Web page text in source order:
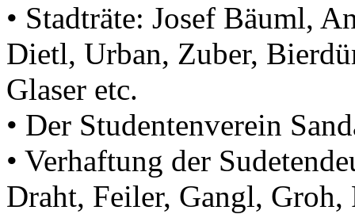
• Stadträte: Josef Bäuml,
Dietl, Urban, Zuber,
Glaser etc.
• Der Studentenverein
• Verhaftung der
Draht, Feiler, Gangl, Groh,